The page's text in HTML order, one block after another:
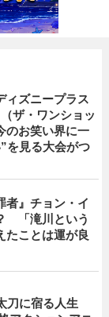
ィズニープラス
ザ・ワンショッ
のお笑い界に一
を見る大会がつ
者』チョン・イ
「滝川という
たことは運が良
刀に宿る人生